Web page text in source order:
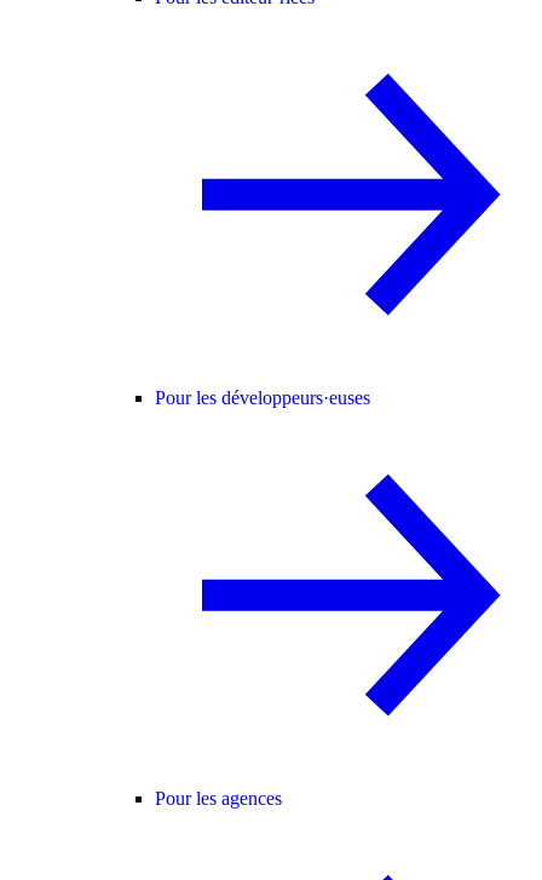
Pour les développeurs·euses
Pour les agences